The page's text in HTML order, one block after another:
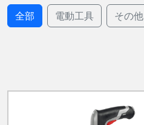
全部
電動工具 その他